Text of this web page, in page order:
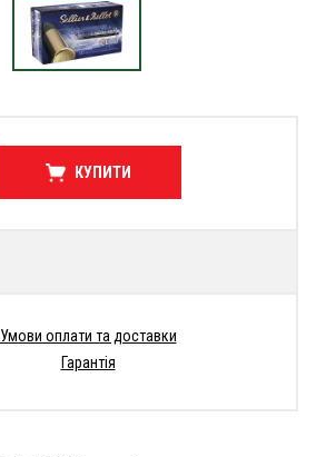
КУПИТИ
Умови оплати та доставки
Гарантія